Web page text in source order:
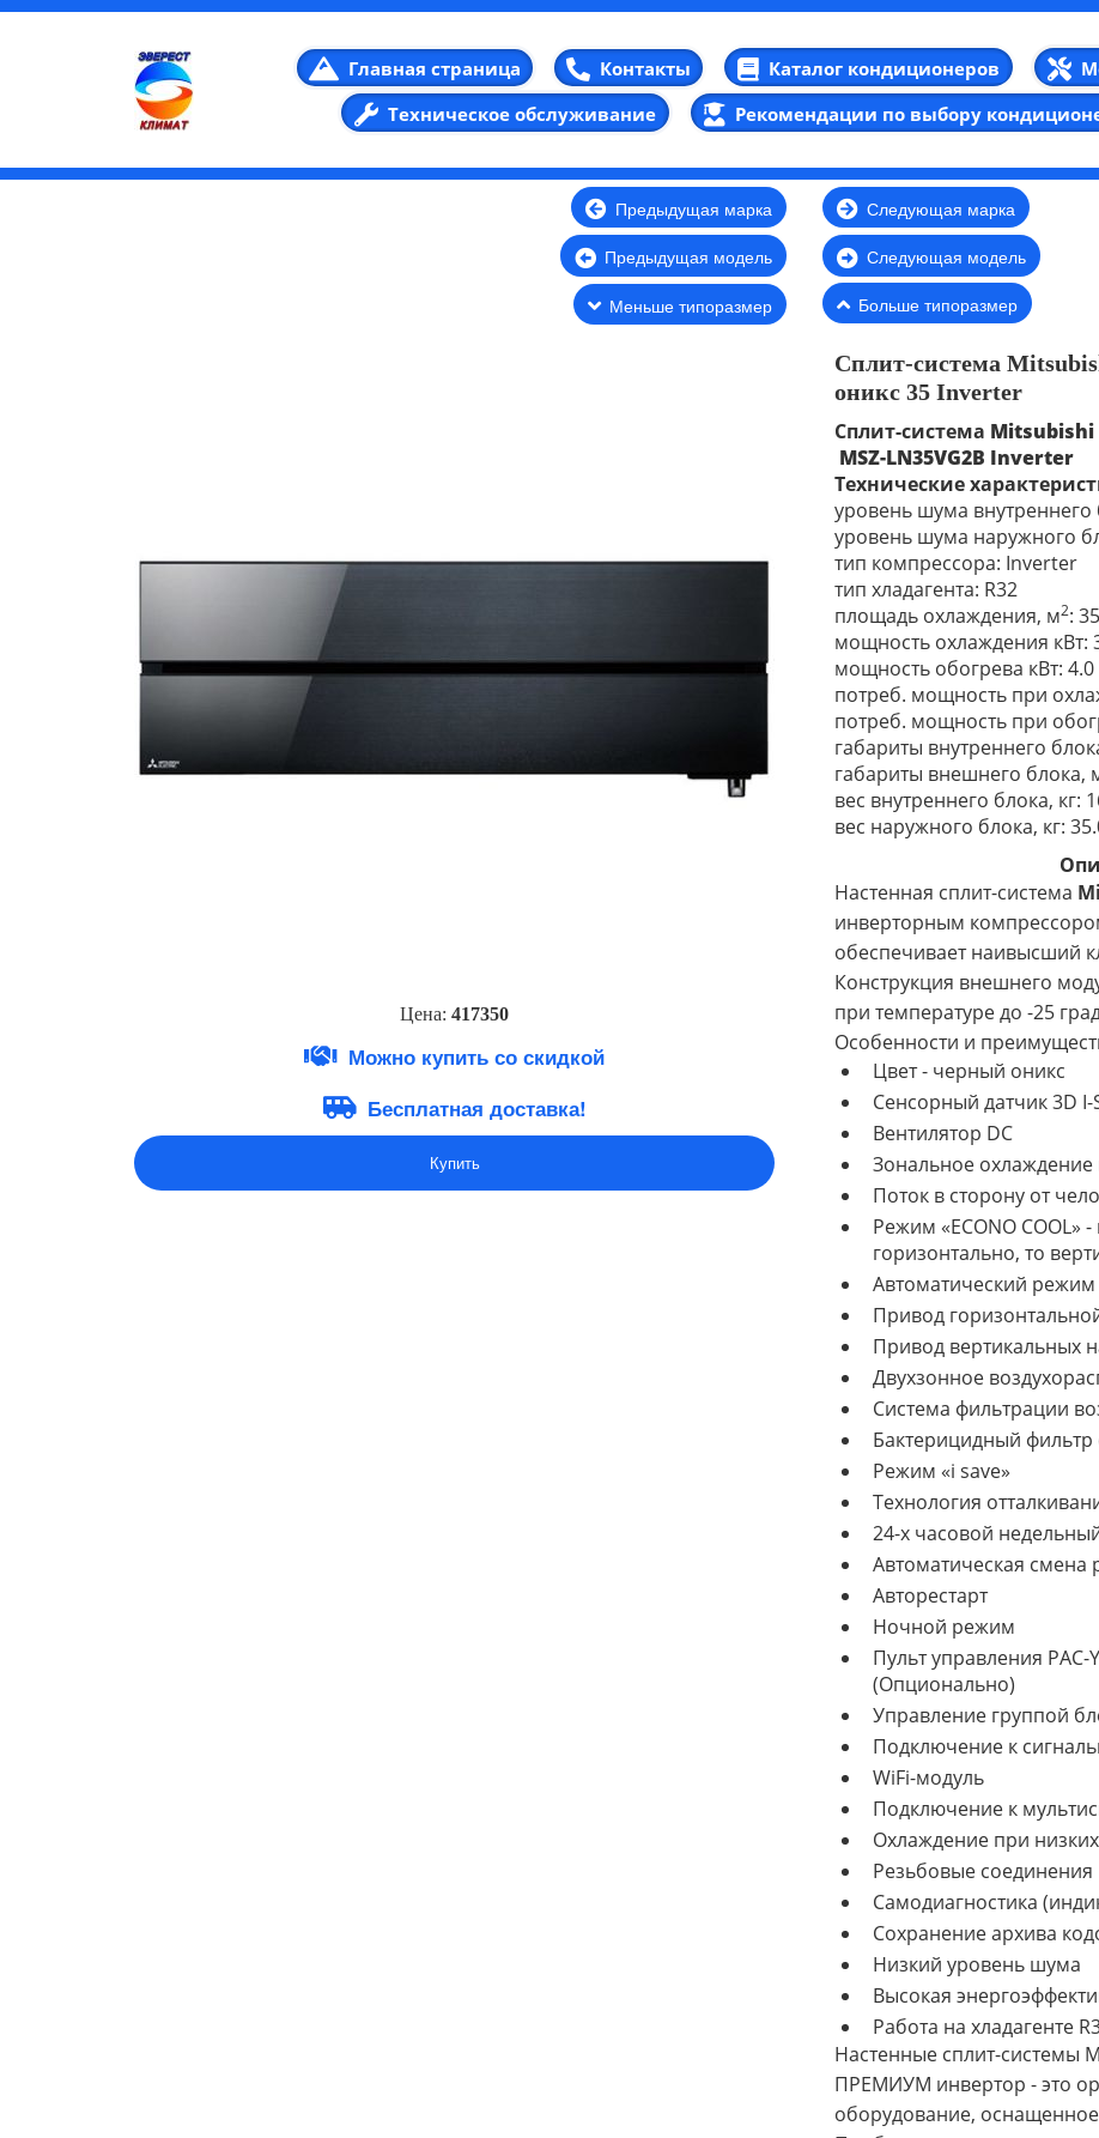
Главная страница Контакты Каталог кондиционеров
Техническое обслуживание
Рекомендации по выбору
Предыдущая марка
Предыдущая модель
Меньше типоразмер
Следующая марка
Следующая модель
Больше типоразмер
Цена: 417350
Можно купить со скидкой
Бесплатная доставка!
Купить
Сплит-система
оникс 35 Inverter
Сплит-система Mitsubishi
MSZ-LN35VG2B Inverter
Технические
уровень шума внутреннего
уровень шума наружного
тип компрессора: Inverter
тип хладагента: R32
площадь охлаждения, м2: 35
мощность охлаждения кВт:
мощность обогрева кВт: 4.0
потреб. мощность при
потреб. мощность при
габариты внутреннего
габариты внешнего блока,
вес внутреннего блока, кг:
вес наружного блока, кг:
Настенная сплит-система
инверторным
обеспечивает наивысший
Конструкция внешнего
при температуре до -25
Особенности и
Цвет - черный оникс
Сенсорный датчик 3D I-
Вентилятор DC
Зональное охлаждение
Поток в сторону от
Режим «ECONO COOL»
горизонтально, то
Автоматический
Привод
Привод вертикальных
Двухзонное
Система фильтрации
Бактерицидный
Режим «i save»
Технология
24-х часовой
Автоматическая смена
Авторестарт
Ночной режим
Пульт управления PAC-
(Опционально)
Управление группой
Подключение к
WiFi-модуль
Подключение к
Охлаждение при
Резьбовые соединения
Самодиагностика
Сохранение архива
Низкий уровень шума
Высокая
Работа на хладагенте
Настенные сплит-системы
ПРЕМИУМ инвертор - это
оборудование,